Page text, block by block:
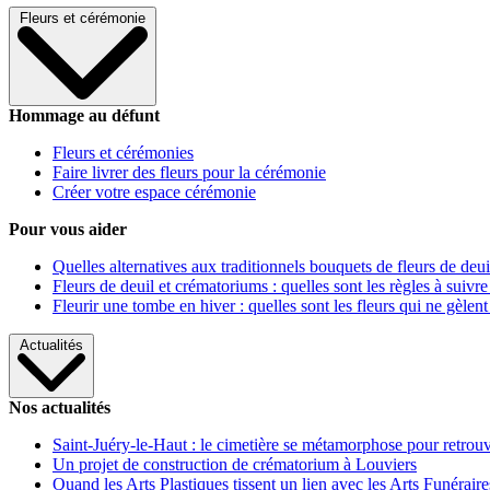
Fleurs et cérémonie
Hommage au défunt
Fleurs et cérémonies
Faire livrer des fleurs pour la cérémonie
Créer votre espace cérémonie
Pour vous aider
Quelles alternatives aux traditionnels bouquets de fleurs de
Fleurs de deuil et crématoriums : quelles sont les règles à
Fleurir une tombe en hiver : quelles sont les fleurs qui ne gèlent
Actualités
Nos actualités
Saint-Juéry-le-Haut : le cimetière se métamorphose pour
Un projet de construction de crématorium à Louviers
Quand les Arts Plastiques tissent un lien avec les Arts